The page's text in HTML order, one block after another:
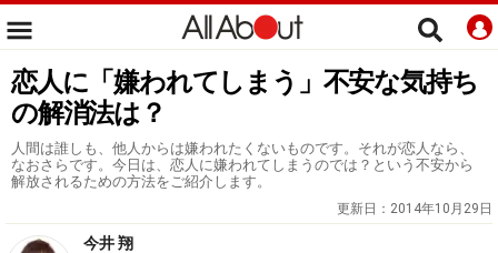
恋人に「嫌われてしまう」不安な気持ち
の解消法は？
人間は誰しも、他人からは嫌われたくないものです。それが恋人なら、
なおさらです。今日は、恋人に嫌われてしまうのでは？という不安から
解放されるための方法をご紹介します。
更新日： 2014年10月29日
今井 翔